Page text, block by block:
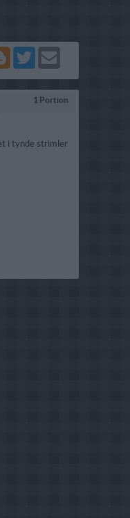
Del
på
Send
1 Portion
i tynde strimler